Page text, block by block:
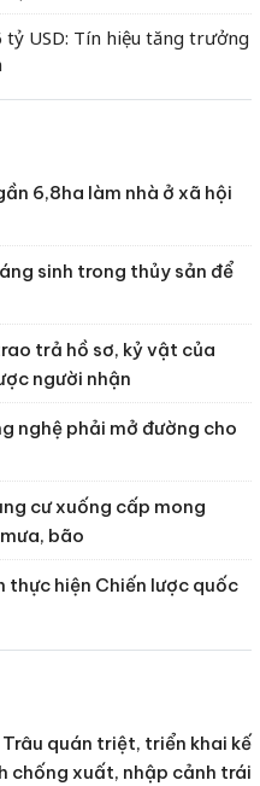
USD: Tín hiệu tăng trưởng
6,8ha làm nhà ở xã hội
sinh trong thủy sản để
trả hồ sơ, kỷ vật của
người nhận
nghệ phải mở đường cho
cư xuống cấp mong
bão
thực hiện Chiến lược quốc
quán triệt, triển khai kế
chống xuất, nhập cảnh trái